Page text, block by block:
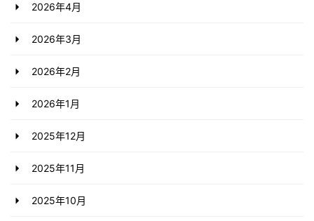
2026年4月
2026年3月
2026年2月
2026年1月
2025年12月
2025年11月
2025年10月